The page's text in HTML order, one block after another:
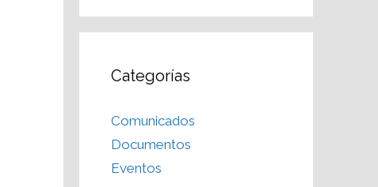
Categorías
Comunicados
Documentos
Eventos